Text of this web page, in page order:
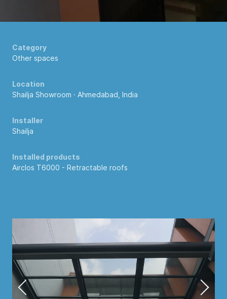
Category
Other spaces
Location
Shailja Showroom · Ahmedabad, India
Installer
Shailja
Installed products
Airclos T6000 - Retractable roofs